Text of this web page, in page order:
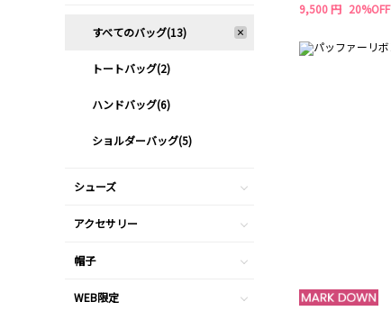
9,500 円 20%OFF
すべてのバッグ(13)
トートバッグ(2)
ハンドバッグ(6)
ショルダーバッグ(5)
シューズ
アクセサリー
帽子
WEB限定